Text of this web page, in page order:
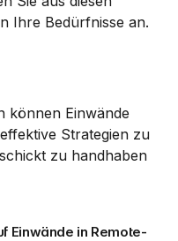
Ihre Bedürfnisse an.
können Einwände
Strategien zu
zu handhaben
Einwände in Remote-